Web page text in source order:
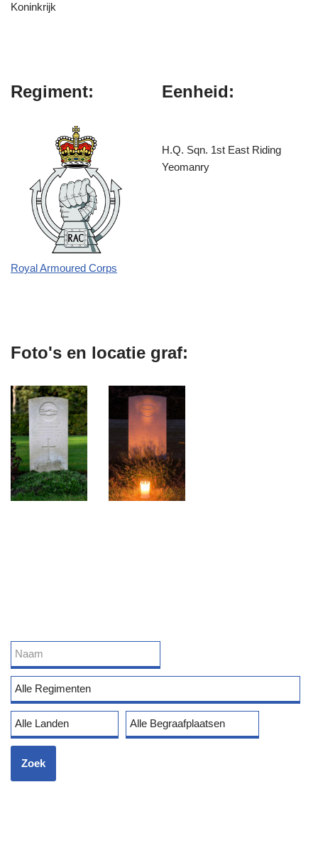
Koninkrijk
Regiment:
Royal Armoured Corps
Eenheid:
H.Q. Sqn. 1st East Riding
Yeomanry
Foto's en locatie graf: